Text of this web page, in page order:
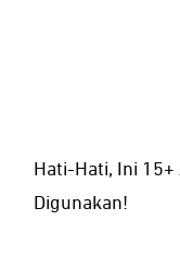
Hati-Hati, Ini
Digunakan!